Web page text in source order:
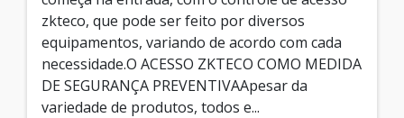
zkteco, que pode ser feito por diversos
equipamentos, variando de acordo com cada
necessidade.O ACESSO ZKTECO COMO MEDIDA
DE SEGURANÇA PREVENTIVAApesar da
variedade de produtos, todos e...